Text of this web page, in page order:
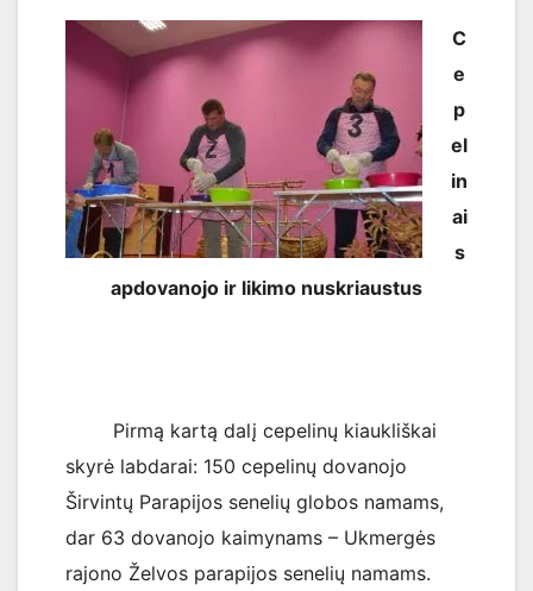
C
e
p
el
in
ai
s
apdovanojo ir likimo nuskriaustus
Pirmą kartą dalį cepelinų kiaukliškai
skyrė labdarai: 150 cepelinų dovanojo
Širvintų Parapijos senelių globos namams,
dar 63 dovanojo kaimynams – Ukmergės
rajono Želvos parapijos senelių namams.